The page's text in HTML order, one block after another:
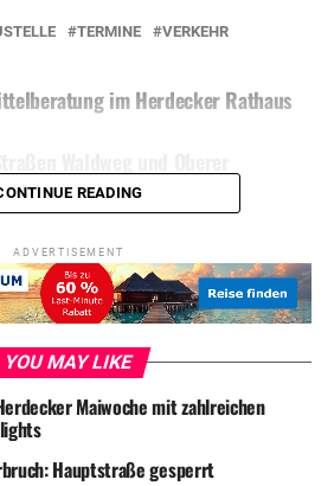
TERMINE VERKEHR
im Herdecker Rathaus
READING
ADVERTISEMENT
YOU MAY LIKE
Maiwoche mit zahlreichen
Hauptstraße gesperrt